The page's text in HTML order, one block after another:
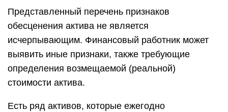
Представленный перечень признаков
обесценения актива не является
исчерпывающим. Финансовый работник может
выявить иные признаки, также требующие
определения возмещаемой (реальной)
стоимости актива.
Есть ряд активов, которые ежегодно